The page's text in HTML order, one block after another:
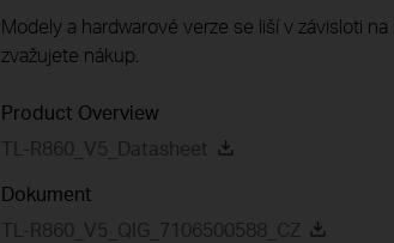
Modely a hardwarové verze se liší v závisloti
zvažujete nákup.
Product Overview
TL-R860_V5_Datasheet
Dokument
TL-R860_V5_QIG_7106500588_CZ